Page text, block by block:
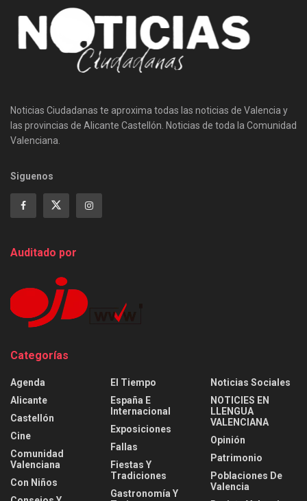
Noticias Ciudadanas te aproxima todas las noticias de Valencia y
las provincias de Alicante Castellón. Noticias de toda la Comunidad
Valenciana.
Siguenos
Auditado por
Categorías
Agenda
Alicante
Castellón
Cine
Comunidad
Valenciana
Con Niños
El Tiempo
España E
Internacional
Exposiciones
Fallas
Fiestas Y
Tradiciones
Gastronomía Y
Noticias Sociales
NOTICIES EN
LLENGUA
VALENCIANA
Opinión
Patrimonio
Poblaciones De
Valencia